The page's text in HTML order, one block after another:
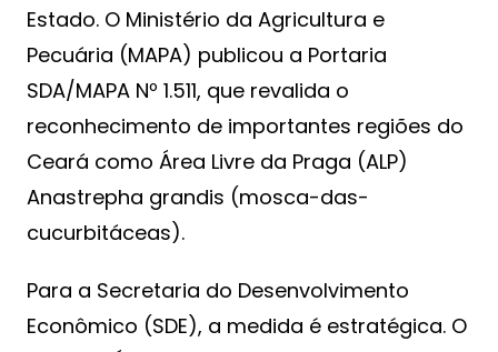
Estado. O Ministério da Agricultura e
Pecuária (MAPA) publicou a Portaria
SDA/MAPA Nº 1.511, que revalida o
reconhecimento de importantes regiões do
Ceará como Área Livre da Praga (ALP)
Anastrepha grandis (mosca-das-
cucurbitáceas).
Para a Secretaria do Desenvolvimento
Econômico (SDE), a medida é estratégica. O